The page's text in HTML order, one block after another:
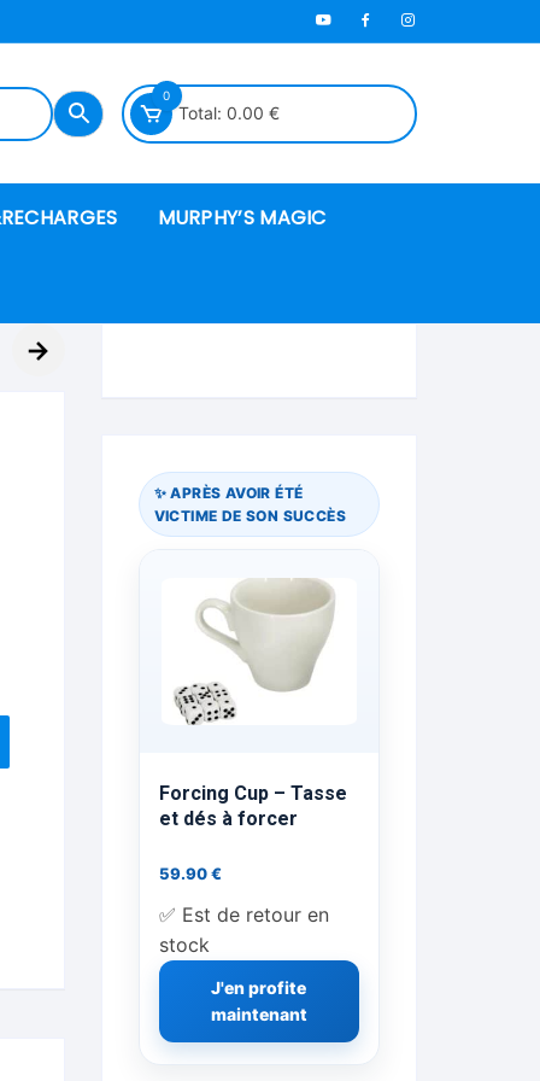
0
Total: 0.00 €
MURPHY’S MAGIC
→
✨ APRÈS AVOIR ÉTÉ
VICTIME DE SON SUCCÈS
Forcing Cup – Tasse
et dés à forcer
59.90€
✅ Est de retour en
stock
J'en profite
maintenant